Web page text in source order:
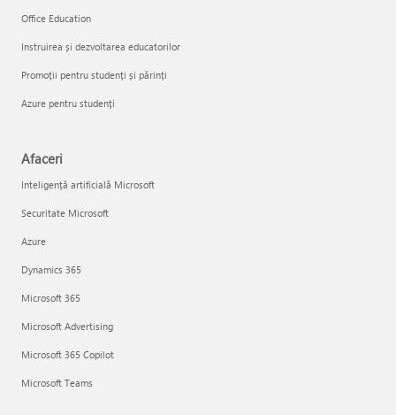
Office Education
Instruirea și dezvoltarea educatorilor
Promoții pentru studenți și părinți
Azure pentru studenți
Afaceri
Inteligență artificială Microsoft
Securitate Microsoft
Azure
Dynamics 365
Microsoft 365
Microsoft Advertising
Microsoft 365 Copilot
Microsoft Teams